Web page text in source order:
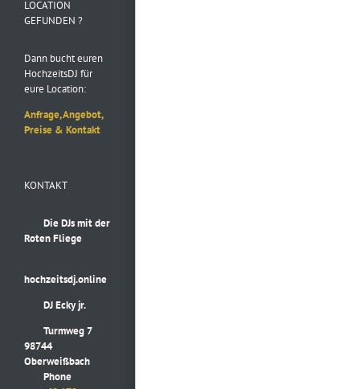
LOCATION
GEFUNDEN ?
Dann bucht euren
HochzeitsDJ für
eure Location:
Anfrage, Angebot,
Preise & Kontakt
KONTAKT
Die DJs mit der
Roten Fliege
hochzeitsdj.online
DJ Ecky jr.
Turmweg 7
98744
Oberweißbach
Phone